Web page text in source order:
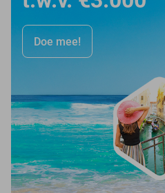
Doe mee!